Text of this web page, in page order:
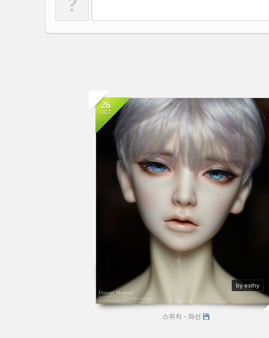
26
OCT
by esthy
스위치 - 와선